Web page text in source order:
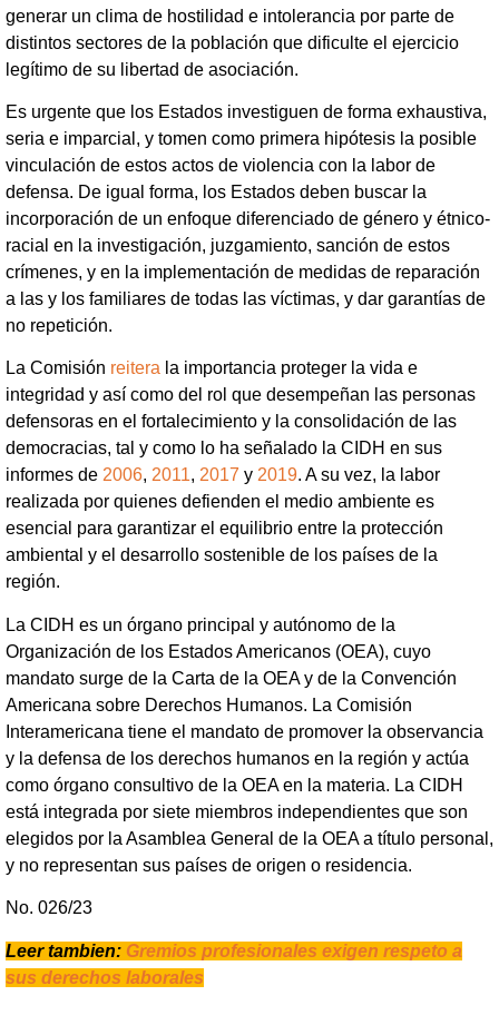
generar un clima de hostilidad e intolerancia por parte de
distintos sectores de la población que dificulte el ejercicio
legítimo de su libertad de asociación.
Es urgente que los Estados investiguen de forma exhaustiva,
seria e imparcial, y tomen como primera hipótesis la posible
vinculación de estos actos de violencia con la labor de
defensa. De igual forma, los Estados deben buscar la
incorporación de un enfoque diferenciado de género y étnico-
racial en la investigación, juzgamiento, sanción de estos
crímenes, y en la implementación de medidas de reparación
a las y los familiares de todas las víctimas, y dar garantías de
no repetición.
La Comisión reitera la importancia proteger la vida e
integridad y así como del rol que desempeñan las personas
defensoras en el fortalecimiento y la consolidación de las
democracias, tal y como lo ha señalado la CIDH en sus
informes de 2006, 2011, 2017 y 2019. A su vez, la labor
realizada por quienes defienden el medio ambiente es
esencial para garantizar el equilibrio entre la protección
ambiental y el desarrollo sostenible de los países de la
región.
La CIDH es un órgano principal y autónomo de la
Organización de los Estados Americanos (OEA), cuyo
mandato surge de la Carta de la OEA y de la Convención
Americana sobre Derechos Humanos. La Comisión
Interamericana tiene el mandato de promover la observancia
y la defensa de los derechos humanos en la región y actúa
como órgano consultivo de la OEA en la materia. La CIDH
está integrada por siete miembros independientes que son
elegidos por la Asamblea General de la OEA a título personal,
y no representan sus países de origen o residencia.
No. 026/23
Leer tambien: Gremios profesionales exigen respeto a
sus derechos laborales